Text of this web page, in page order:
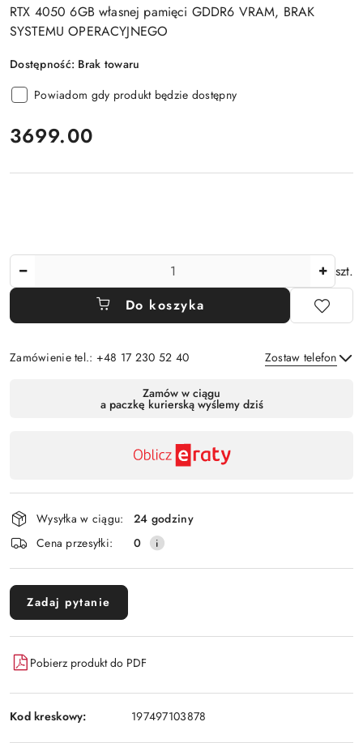
RTX 4050 6GB własnej pamięci GDDR6 VRAM, BRAK
SYSTEMU OPERACYJNEGO
Dostępność: Brak towaru
Powiadom gdy produkt będzie dostępny
cena:
3699.00
szt.
Do koszyka
Zamówienie tel.: +48 17 230 52 40 Zostaw telefon
Zamów w ciągu
a paczkę kurierską wyślemy dziś
Wysyłka w ciągu:
24 godziny
Cena przesyłki:
0
Zadaj pytanie
Pobierz produkt do PDF
Kod kreskowy: 197497103878